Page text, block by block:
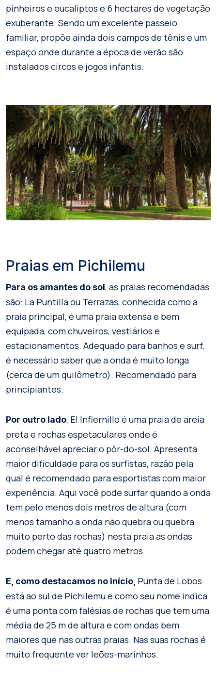
pinheiros e eucaliptos e 6 hectares de vegetação
exuberante. Sendo um excelente passeio
familiar, propõe ainda dois campos de tênis e um
espaço onde durante a época de verão são
instalados circos e jogos infantis.
Praias em Pichilemu
Para os amantes do sol, as praias recomendadas
são: La Puntilla ou Terrazas, conhecida como a
praia principal, é uma praia extensa e bem
equipada, com chuveiros, vestiários e
estacionamentos. Adequado para banhos e surf,
é necessário saber que a onda é muito longa
(cerca de um quilômetro). Recomendado para
principiantes.
Por outro lado, El Infiernillo é uma praia de areia
preta e rochas espetaculares onde é
aconselhável apreciar o pôr-do-sol. Apresenta
maior dificuldade para os surfistas, razão pela
qual é recomendado para esportistas com maior
experiência. Aqui você pode surfar quando a onda
tem pelo menos dois metros de altura (com
menos tamanho a onda não quebra ou quebra
muito perto das rochas) nesta praia as ondas
podem chegar até quatro metros.
E, como destacamos no início, Punta de Lobos
está ao sul de Pichilemu e como seu nome indica
é uma ponta com falésias de rochas que tem uma
média de 25 m de altura e com ondas bem
maiores que nas outras praias. Nas suas rochas é
muito frequente ver leões-marinhos.